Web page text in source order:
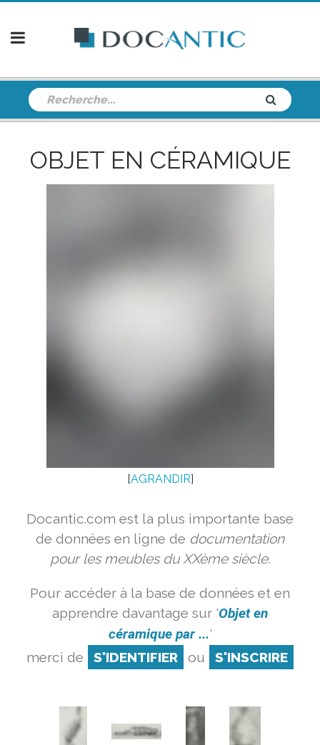
OBJET EN CÉRAMIQUE
[AGRANDIR]
Docantic.com est la plus importante base
de données en ligne de documentation
pour les meubles du XXème siècle.
Pour accéder à la base de données et en
apprendre davantage sur 'Objet en
céramique par ...'
merci de
S'IDENTIFIER ou S'INSCRIRE